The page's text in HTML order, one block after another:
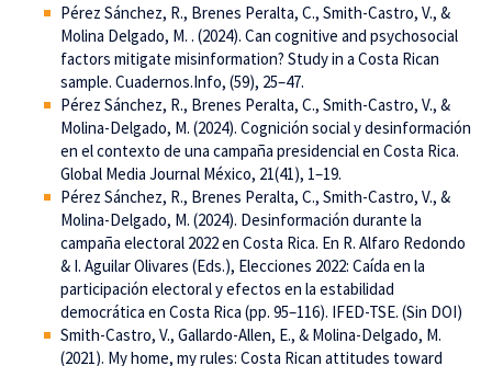
Pérez Sánchez, R., Brenes Peralta, C., Smith-Castro, V., &
Molina Delgado, M. . (2024). Can cognitive and psychosocial
factors mitigate misinformation? Study in a Costa Rican
sample. Cuadernos.Info, (59), 25–47.
Pérez Sánchez, R., Brenes Peralta, C., Smith-Castro, V., &
Molina-Delgado, M. (2024). Cognición social y desinformación
en el contexto de una campaña presidencial en Costa Rica.
Global Media Journal México, 21(41), 1–19.
Pérez Sánchez, R., Brenes Peralta, C., Smith-Castro, V., &
Molina-Delgado, M. (2024). Desinformación durante la
campaña electoral 2022 en Costa Rica. En R. Alfaro Redondo
& I. Aguilar Olivares (Eds.), Elecciones 2022: Caída en la
participación electoral y efectos en la estabilidad
democrática en Costa Rica (pp. 95–116). IFED-TSE. (Sin DOI)
Smith-Castro, V., Gallardo-Allen, E., & Molina-Delgado, M.
(2021). My home, my rules: Costa Rican attitudes toward